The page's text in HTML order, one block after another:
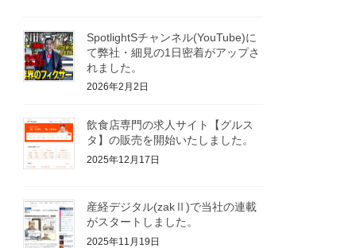
SpotlightSチャンネル(YouTube)に
て弊社・細見の1日密着がアップさ
れました。
2026年2月2日
飲食店専門の求人サイト【グルス
タ】の販売を開始いたしました。
2025年12月17日
産経デジタル(zakⅡ)で当社の連載
がスタートしました。
2025年11月19日